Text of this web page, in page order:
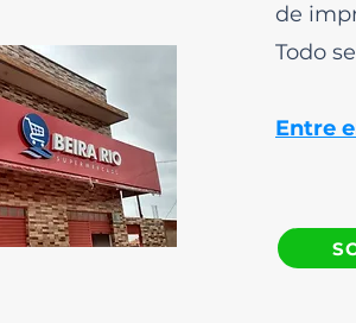
de
Todo
Entre